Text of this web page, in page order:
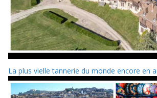
La plus vielle tannerie du monde encore en